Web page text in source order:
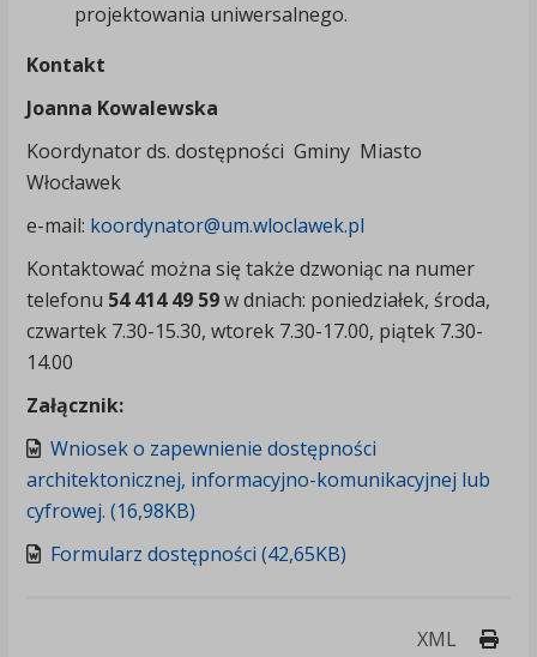
projektowania uniwersalnego.
Kontakt
Joanna Kowalewska
Koordynator ds. dostępności Gminy Miasto
Włocławek
e-mail: koordynator@um.wloclawek.pl
Kontaktować można się także dzwoniąc na numer
telefonu 54 414 49 59w dniach: poniedziałek, środa,
czwartek 7.30-15.30, wtorek 7.30-17.00, piątek 7.30-
14.00
Załącznik:
Wniosek o zapewnienie dostępności
architektonicznej, informacyjno-komunikacyjnej lub
cyfrowej. (16,98KB)
Formularz dostępności (42,65KB)
XML